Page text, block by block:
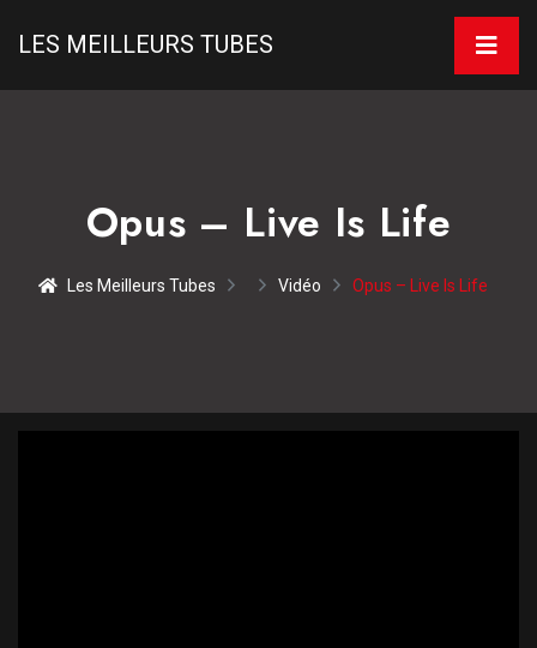
LES MEILLEURS TUBES
Opus – Live Is Life
Les Meilleurs Tubes Vidéo Opus – Live Is Life